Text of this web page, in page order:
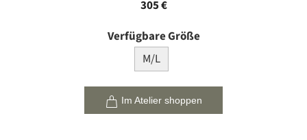
305 €
Verfügbare Größe
M/L
Im Atelier shoppen